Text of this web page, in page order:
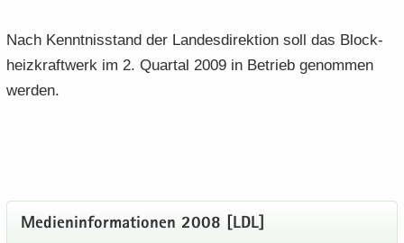
Nach Kennt­nis­stand der Lan­des­di­rek­ti­on soll das Block­
heiz­kraft­werk im 2. Quar­tal 2009 in Be­trieb ge­nom­men
wer­den.
Me­di­en­in­for­ma­tio­nen 2008 [LDL]